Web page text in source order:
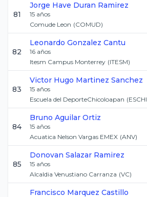
81
Jorge Have Duran Ramirez
15 años
Comude Leon (COMUD)
82
Leonardo Gonzalez Cantu
16 años
Itesm Campus Monterrey (ITESM)
83
Victor Hugo Martinez Sanchez
15 años
Escuela del DeporteChicoloapan (ESCHI
84
Bruno Aguilar Ortiz
15 años
Acuatica Nelson Vargas EMEX (ANV)
85
Donovan Salazar Ramirez
15 años
Alcaldia Venustiano Carranza (VC)
Francisco Marquez Castillo